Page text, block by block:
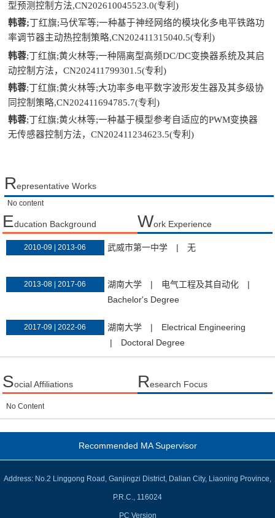
型预测控制方法,CN202610045523.0(专利)
韩蓉;丁红旗;马伏军等;一种基于神经网络的模块化多电平铁路功
率调节器主动热控制策略,CN202411315040.5(专利)
韩蓉;丁红旗;黄火林等;一种隔离型高频DC/DC变换器系统及其启
动控制方法，CN202411799301.5(专利)
韩蓉;丁红旗;黄火林等;大功率多电平数字波形发生器及其多级协
同控制策略,CN202411694785.7(专利)
韩蓉;丁红旗;黄火林等;一种基于模型参考自适应的PWM变换器
无传感器控制方法，CN202411234623.5(专利)
Representative Works
No content
Education Background Work Experience
2010-09 | 2013-06 武威市第一中学 | 无
2013-08 | 2017-06 湖南大学 | 电气工程及其自动化
|
Bachelor's Degree
2017-09 | 2022-06 湖南大学 |
Electrical Engineering
|
Doctoral Degree
Social Affiliations Research Focus
No Content
Recommended MA Supervisor
Address: No.2 Linggong Road, Ganjingzi District, Dalian City, Liaoning Province,
P.R.C., 116024
PC Version